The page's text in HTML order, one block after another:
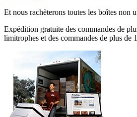
Et nous rachèterons toutes les boîtes non
Expédition gratuite des commandes de
limitrophes et des commandes de plus de